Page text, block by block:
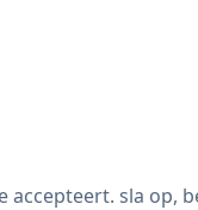
sla op,